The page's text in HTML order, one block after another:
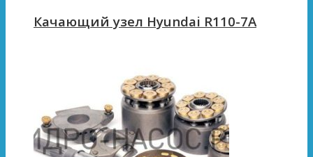
Качающий узел Hyundai R110-7A